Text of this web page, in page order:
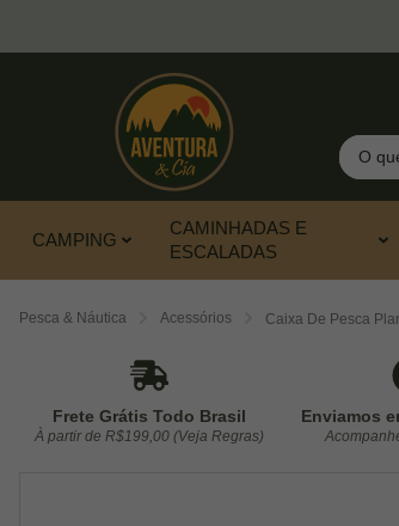
CAMPING
CAMINHADAS E
ESCALADAS
Pesca & Náutica Acessórios Caixa De Pesca
Frete Grátis Todo Brasil
À partir de R$199,00 (Veja Regras)
Enviamos